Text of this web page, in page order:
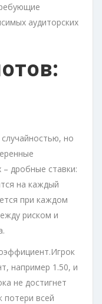
аудиторских
но
дробные ставки:
на каждый
при каждом
риском и
например 1.50, и
не достигнет
всей